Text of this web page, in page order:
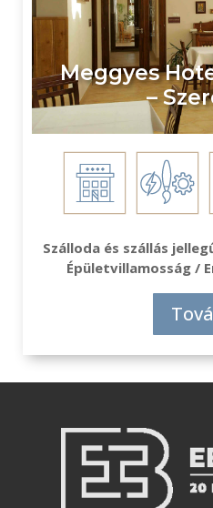
Meggyes
–
Szálloda és szállás
Épületvillamosság /